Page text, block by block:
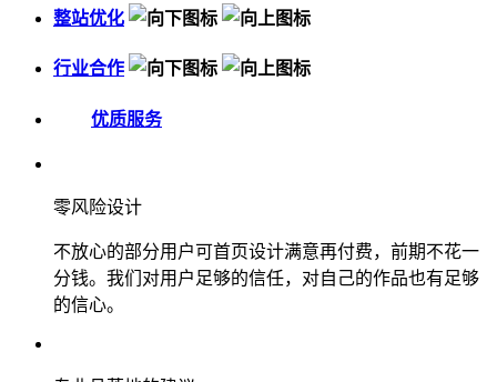
整站优化
行业合作
优质服务
零风险设计
不放心的部分用户可首页设计满意再付费，前期不花一
分钱。我们对用户足够的信任，对自己的作品也有足够
的信心。